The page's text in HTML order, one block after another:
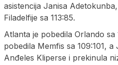
asistencija Janisa
Filadelfije sa 113:85.
Atlanta je pobedila Orlando sa
pobedila Memfis sa 109:101,
Anđeles Kliperse i prekinula